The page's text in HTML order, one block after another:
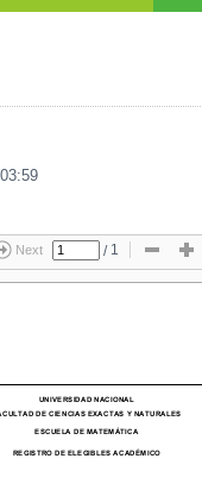
Next / 1
ESCUELA DE MATEMÁTICA
UNIVERSIDAD NACIONAL
REGISTRO DE ELEGIBLES ACADÉMICO
DE CIENCIAS EXACTAS Y NATURALES